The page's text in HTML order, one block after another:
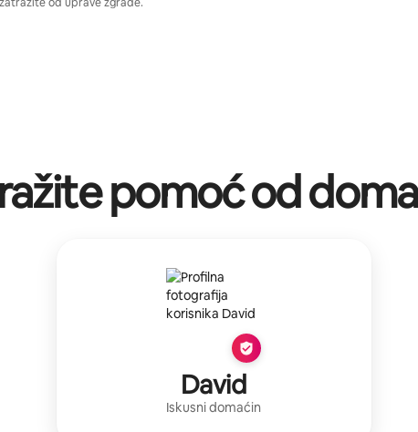
pomoć od
David
Iskusni domaćin